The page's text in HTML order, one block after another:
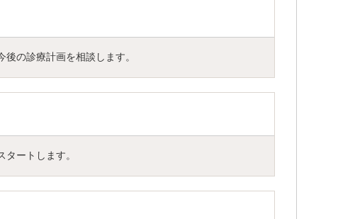
の診療計画を相談します。
ートします。